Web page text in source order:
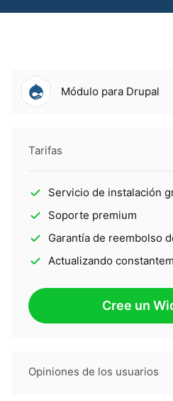
Módulo para Drupal
Tarifas
Servicio de instalación
Soporte premium
Garantía de reembolso
Actualizando
Cree un
Opiniones de los usuarios